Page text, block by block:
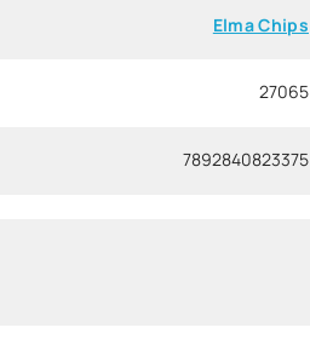
Elma Chips
27065
7892840823375